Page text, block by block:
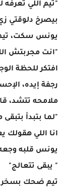
"تيم اللي
بيصرخ دلوقتي
يونس سكت،
"انت مجربتش
افتكر للحظة
رجفة إيده،
ملامحه تتشد،
"لما بتبدأ
انا اللي هقولك
يونس قلبه
" يبقى تتعالج"
تيم ضحك